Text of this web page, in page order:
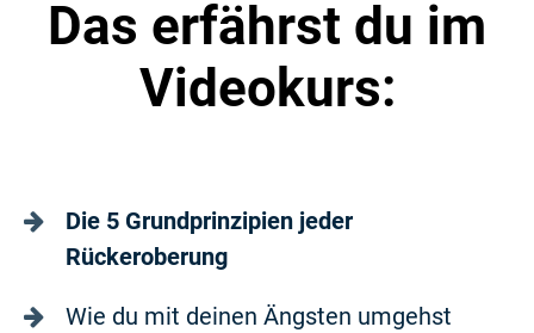
Das erfährst du im
Videokurs:
Die 5 Grundprinzipien jeder
Rückeroberung
Wie du mit deinen Ängsten umgehst